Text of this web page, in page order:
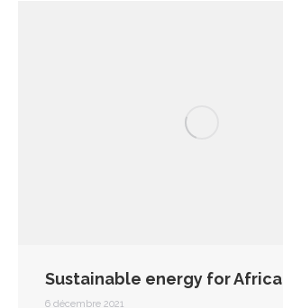
Sustainable energy for Africa
6 décembre 2021